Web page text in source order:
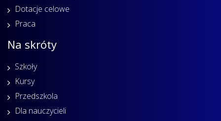
Dotacje celowe
Praca
Na skróty
Szkoły
Kursy
Przedszkola
Dla nauczycieli